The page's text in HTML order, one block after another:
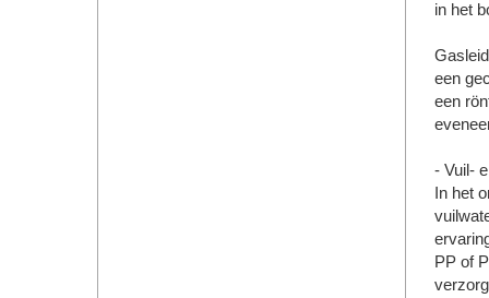
in het
een
een
- Vuil-
In het
PP of